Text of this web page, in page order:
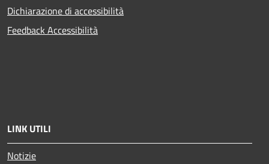
Dichiarazione di accessibilità
Feedback Accessibilità
LINK UTILI
Notizie